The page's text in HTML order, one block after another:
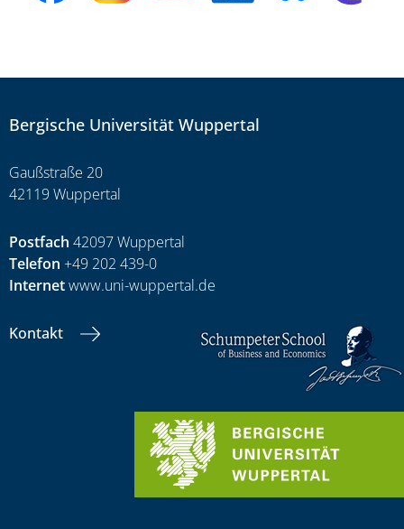
Bergische Universität Wuppertal
Gaußstraße 20
42119 Wuppertal
Postfach 42097 Wuppertal
Telefon +49 202 439-0
Internetwww.uni-wuppertal.de
Kontakt